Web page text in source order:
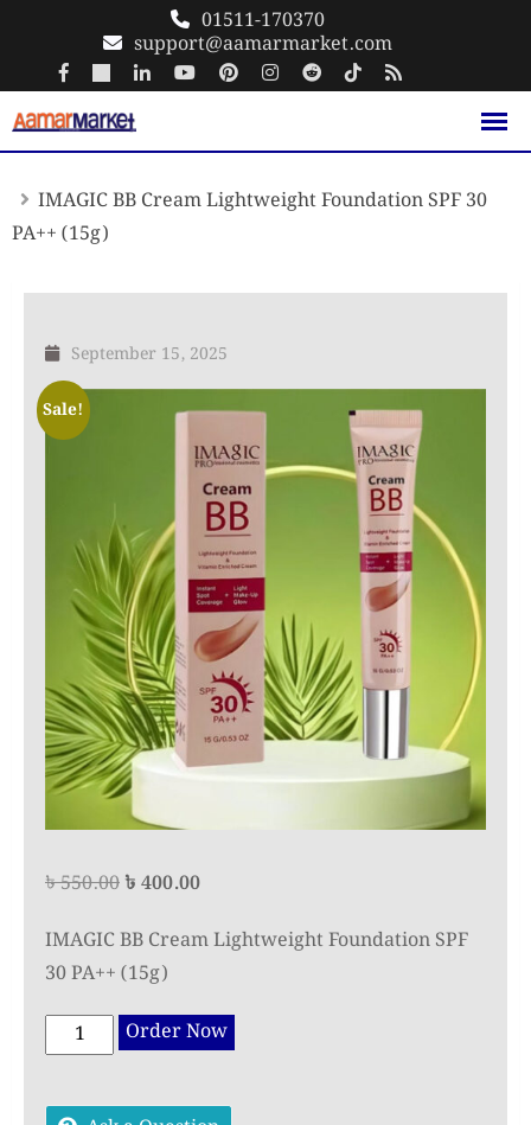
content
01511-170370
support@aamarmarket.com
IMAGIC BB Cream Lightweight Foundation SPF 30
PA++ (15g)
September 15, 2025
Sale!
৳550.00Original
was:
৳ 550.00.
৳ 400.00Current
is:
IMAGIC BB Cream Lightweight Foundation SPF
30 PA++ (15g)
IMAGIC
BB
Order Now